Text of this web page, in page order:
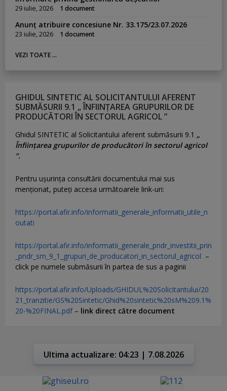
29 iulie, 2026 1 document
Anunț atribuire concesiune Nr. 33.175/23.07.2026
23 iulie, 2026 1 document
VEZI TOATE ...
GHIDUL SINTETIC AL SOLICITANTULUI AFERENT
SUBMĂSURII 9.1 „ ÎNFIINȚAREA GRUPURILOR DE
PRODUCĂTORI ÎN SECTORUL AGRICOL ”
Ghidul SINTETIC al Solicitantului aferent submăsurii 9.1 „
Înființarea grupurilor de producători în sectorul agricol
”.
Pentru uşurinţa consultării documentului mai sus
menţionat, puteţi accesa următoarele link-uri:
https://portal.afir.info/informatii_generale_informatii_utile_n
outati
https://portal.afir.info/informatii_generale_pndr_investitii_prin
_pndr_sm_9_1_grupuri_de_producatori_in_sectorul_agricol –
click pe numele submăsurii în partea de sus a paginii
https://portal.afir.info/Uploads/GHIDUL%20Solicitantului/20
21_tranzitie/GS%20Sintetic/Ghid%20sintetic%20sM%209.1%
20-%20FINAL.pdf– link direct către document
Ultima actualizare: 04:23 | 7.08.2026